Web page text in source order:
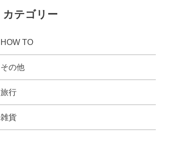
カテゴリー
HOW TO
その他
旅行
雑貨